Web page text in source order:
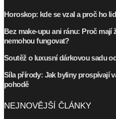
Horoskop: kde se vzal a proč ho
Bez make-upu ani ránu: Proč mají
nemohou fungovat?
Soutěž o luxusní dárkovou sadu
Síla přírody: Jak byliny prospívají
pohodě
NEJNOVĚJŠÍ ČLÁNKY